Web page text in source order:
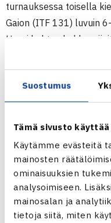
Suostumus
Tämä sivusto
Käytämme evästeitä
mainosten
ominaisuuksien
analysoimiseen.
mainosalan ja
tietoja siitä, miten
turnauksessa toisella
Gaion (ITF 131) luvuin
Henri kohtaa
Ramirezin (ITF 4).
aikaisemmin
Nelinpelissä Ranskan
Christopher Rungkat,
USA:n Harry Fowlerin ja
3, 6-2. Toisella
Marin Draganja/Marin
Jaa: